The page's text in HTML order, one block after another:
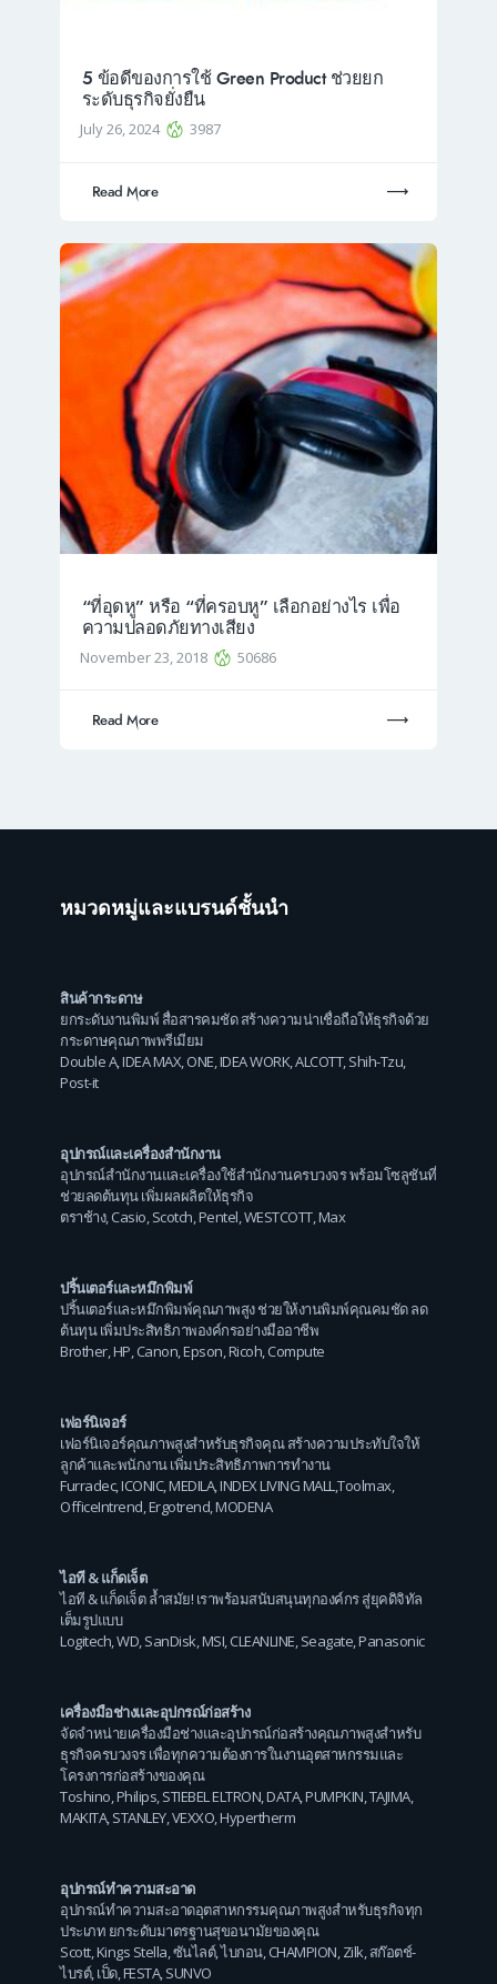
5 ข้อดีของการใช้ Green Product ช่วยยก
ระดับธุรกิจยั่งยืน
July 26, 2024 3987
Read More
“ที่อุดหู” หรือ “ที่ครอบหู” เลือกอย่างไร เพื่อ
ความปลอดภัยทางเสียง
November 23, 2018 50686
Read More
หมวดหมู่และแบรนด์ชั้นนำ
สินค้ากระดาษ
ยกระดับงานพิมพ์ สื่อสารคมชัด สร้างความน่าเชื่อถือให้ธุรกิจด้วย
กระดาษคุณภาพพรีเมียม
Double A,IDEA MAX,ONE,IDEA WORK,ALCOTT,Shih-Tzu,
Post-it
อุปกรณ์และเครื่องสำนักงาน
อุปกรณ์สำนักงานและเครื่องใช้สำนักงานครบวงจร พร้อมโซลูชันที่
ช่วยลดต้นทุน เพิ่มผลผลิตให้ธุรกิจ
ตราช้าง,Casio,Scotch,Pentel,WESTCOTT,Max
ปริ้นเตอร์และหมึกพิมพ์
ปริ้นเตอร์และหมึกพิมพ์คุณภาพสูง ช่วยให้งานพิมพ์คุณคมชัด ลด
ต้นทุน เพิ่มประสิทธิภาพองค์กรอย่างมืออาชีพ
Brother,HP,Canon,Epson,Ricoh,Compute
เฟอร์นิเจอร์
เฟอร์นิเจอร์คุณภาพสูงสำหรับธุรกิจคุณ สร้างความประทับใจให้
ลูกค้าและพนักงาน เพิ่มประสิทธิภาพการทำงาน
Furradec,ICONIC,MEDILA,INDEX LIVING MALL,Toolmax,
OfficeIntrend,Ergotrend,MODENA
ไอที & แก็ดเจ็ต
ไอที & แก็ดเจ็ต ล้ำสมัย! เราพร้อมสนับสนุนทุกองค์กร สู่ยุคดิจิทัล
เต็มรูปแบบ
Logitech,WD,SanDisk,MSI,CLEANLINE,Seagate,Panasonic
เครื่องมือช่างและอุปกรณ์ก่อสร้าง
จัดจำหน่ายเครื่องมือช่างและอุปกรณ์ก่อสร้างคุณภาพสูงสำหรับ
ธุรกิจครบวงจร เพื่อทุกความต้องการในงานอุตสาหกรรมและ
โครงการก่อสร้างของคุณ
Toshino,Philips,STIEBEL ELTRON,DATA,PUMPKIN,TAJIMA,
MAKITA,STANLEY,VEXXO,Hypertherm
อุปกรณ์ทำความสะอาด
อุปกรณ์ทำความสะอาดอุตสาหกรรมคุณภาพสูงสำหรับธุรกิจทุก
ประเภท ยกระดับมาตรฐานสุขอนามัยของคุณ
Scott,Kings Stella,ซันไลต์,ไบกอน,CHAMPION,Zilk,สก๊อตช์-
ไบรต์,เป็ด,FESTA,SUNVO